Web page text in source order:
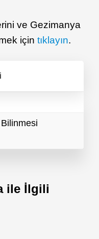
ve Gezimanya
için tıklayın.
ile İlgili